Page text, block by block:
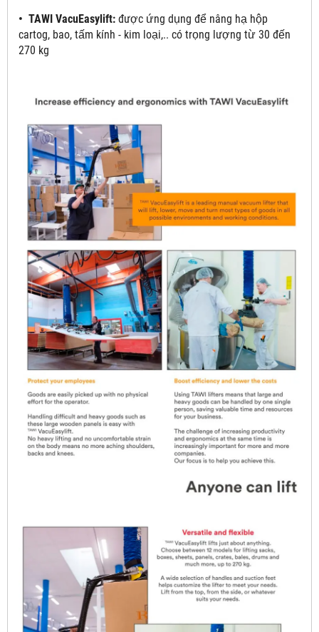
• TAWI VacuEasylift: được ứng dụng để nâng hạ hộp
cartog, bao, tấm kính - kim loại,.. có trọng lượng từ 30 đến
270 kg